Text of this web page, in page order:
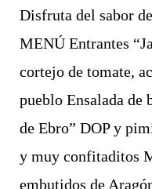
Disfruta del sabor
MENÚ Entrantes
cortejo de tomate,
pueblo Ensalada de
de Ebro” DOP y
y muy confitaditos
embutidos de